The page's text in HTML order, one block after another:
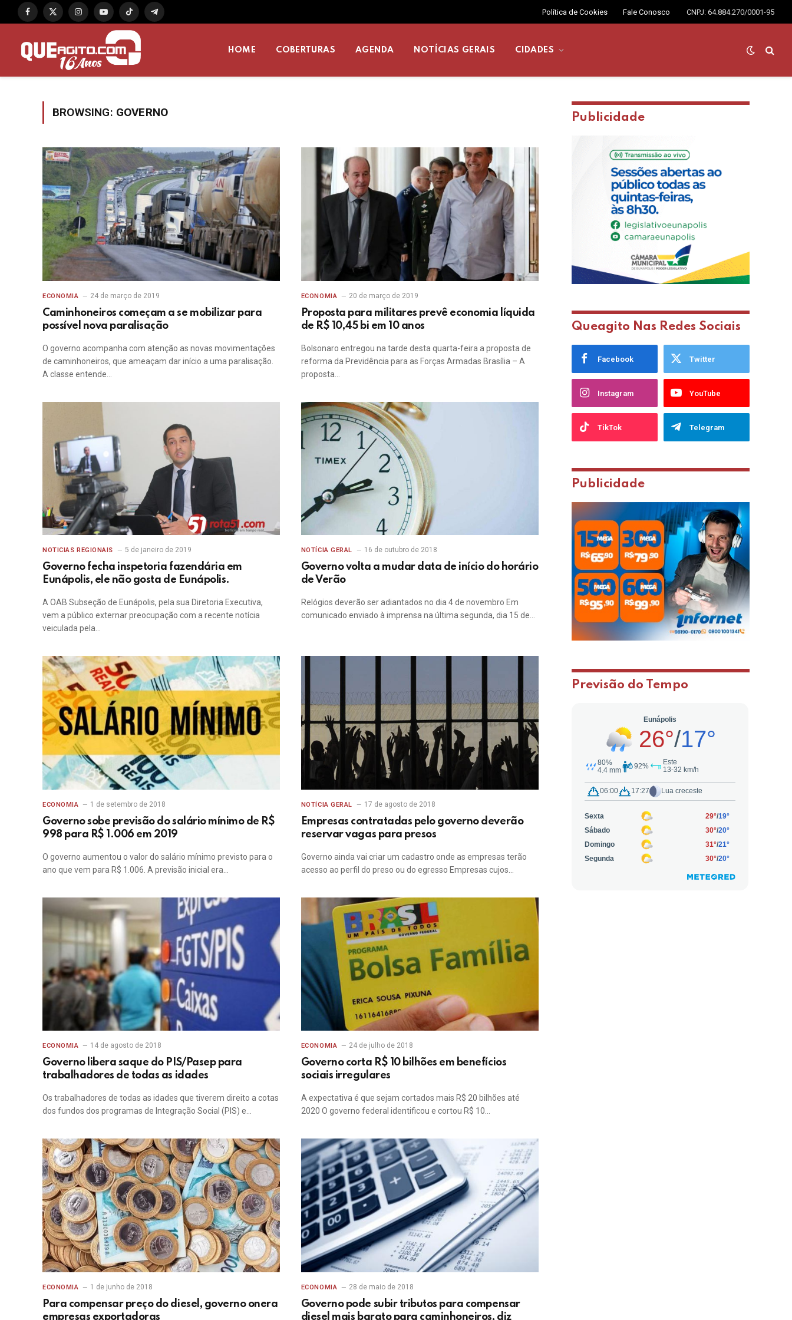
Facebook
X
InstagramYouTubeTikTok Telegram
Política de Cookies Fale Conosco CNPJ: 64.884.270/0001-95
HOME COBERTURAS AGENDA NOTÍCIAS GERAIS CIDADES
BROWSING: GOVERNO
ECONOMIA 24 de março de 2019
Caminhoneiros começam a se mobilizar para
possível nova paralisação
O governo acompanha com atenção as novas movimentações
de caminhoneiros, que ameaçam dar início a uma paralisação.
A classe entende…
ECONOMIA 20 de março de 2019
Proposta para militares prevê economia líquida
de R$ 10,45 bi em 10 anos
Bolsonaro entregou na tarde desta quarta-feira a proposta de
reforma da Previdência para as Forças Armadas Brasília – A
proposta…
NOTICIAS REGIONAIS 5 de janeiro de 2019
Governo fecha inspetoria fazendária em
Eunápolis, ele não gosta de Eunápolis.
A OAB Subseção de Eunápolis, pela sua Diretoria Executiva,
vem a público externar preocupação com a recente notícia
veiculada pela…
NOTÍCIA GERAL 16 de outubro de 2018
Governo volta a mudar data de início do horário
de Verão
Relógios deverão ser adiantados no dia 4 de novembro Em
comunicado enviado à imprensa na última segunda, dia 15 de…
ECONOMIA 1 de setembro de 2018
Governo sobe previsão do salário mínimo de R$
998 para R$ 1.006 em 2019
O governo aumentou o valor do salário mínimo previsto para o
ano que vem para R$ 1.006. A previsão inicial era…
NOTÍCIA GERAL 17 de agosto de 2018
Empresas contratadas pelo governo deverão
reservar vagas para presos
Governo ainda vai criar um cadastro onde as empresas terão
acesso ao perfil do preso ou do egresso Empresas cujos…
ECONOMIA 14 de agosto de 2018
Governo libera saque do PIS/Pasep para
trabalhadores de todas as idades
Os trabalhadores de todas as idades que tiverem direito a cotas
dos fundos dos programas de Integração Social (PIS) e…
ECONOMIA 24 de julho de 2018
Governo corta R$ 10 bilhões em benefícios
sociais irregulares
A expectativa é que sejam cortados mais R$ 20 bilhões até
2020 O governo federal identificou e cortou R$ 10…
ECONOMIA 1 de junho de 2018
Para compensar preço do diesel, governo onera
empresas exportadoras
ECONOMIA 28 de maio de 2018
Governo pode subir tributos para compensar
diesel mais barato para caminhoneiros, diz
Publicidade
Queagito Nas Redes Sociais
Facebook Twitter
Instagram YouTube
TikTok Telegram
Publicidade
Previsão do Tempo